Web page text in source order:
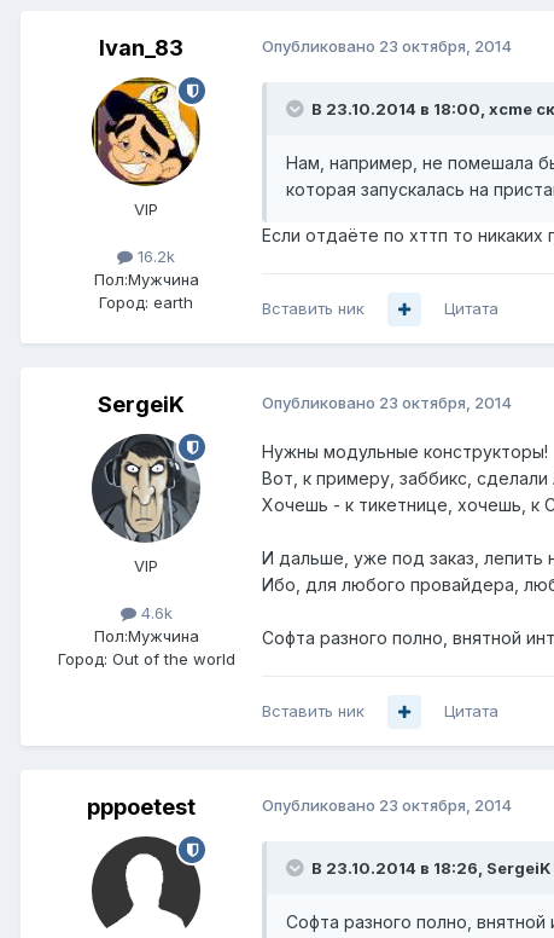
Ivan_83
VIP
16.2k
Пол:Мужчина
Город: earth
Опубликовано 23 октября, 2014
В 23.10.2014 в 18:00, xcme
Нам, например, не помешала
которая запускалась на
Если отдаёте по хттп то
Вставить ник Цитата
SergeiK
VIP
4.6k
Пол:Мужчина
Город: Out of the world
Опубликовано 23 октября, 2014
Нужны модульные конструкторы!
Вот, к примеру, заббикс,
Хочешь - к тикетнице, хочешь, к
И дальше, уже под заказ, лепить
Ибо, для любого провайдера,
Софта разного полно, внятной
Вставить ник Цитата
pppoetest Опубликовано 23 октября, 2014
В 23.10.2014 в 18:26, SergeiK
Софта разного полно, внятной